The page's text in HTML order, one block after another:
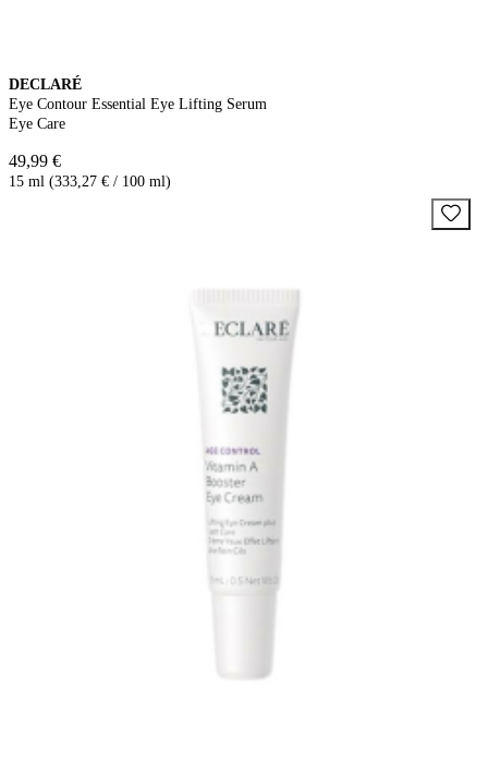
DECLARÉ
Eye Contour Essential Eye Lifting Serum
Eye Care
49,99 €
15 ml (333,27 € / 100 ml)